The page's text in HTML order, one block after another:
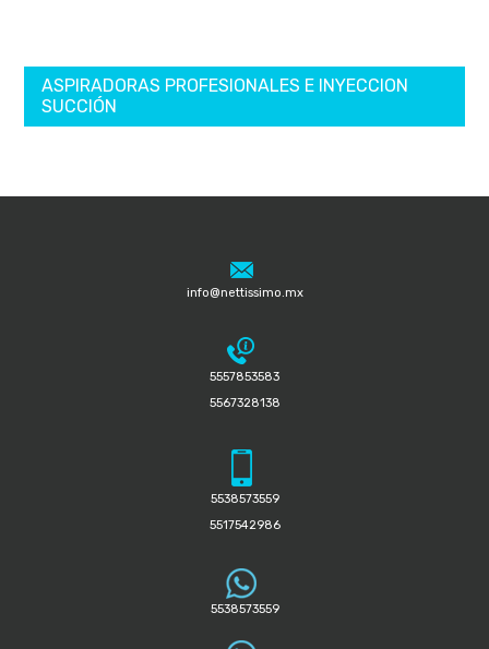
ASPIRADORAS PROFESIONALES E INYECCION
SUCCIÓN
info@nettissimo.mx
5557853583
5567328138
5538573559
5517542986
5538573559